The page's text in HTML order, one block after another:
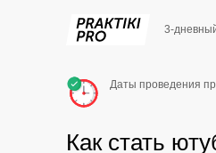
3-
Даты проведения
Как стать